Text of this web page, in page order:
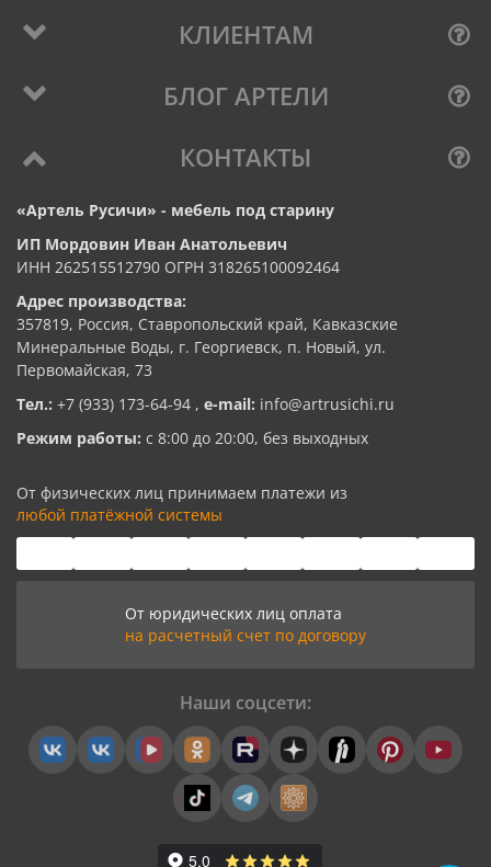
КЛИЕНТАМ
БЛОГ АРТЕЛИ
КОНТАКТЫ
«Артель Русичи» - мебель под старину
ИП Мордовин Иван Анатольевич
ИНН 262515512790 ОГРН 318265100092464
Адрес производства:
357819, Россия, Ставропольский край, Кавказские
Минеральные Воды, г. Георгиевск, п. Новый, ул.
Первомайская, 73
Тел.: +7 (933) 173-64-94 , e-mail: info@artrusichi.ru
Режим работы: с 8:00 до 20:00, без выходных
От физических лиц принимаем платежи из
любой платёжной системы
От юридических лиц оплата
на расчетный счет по договору
Наши соцсети: